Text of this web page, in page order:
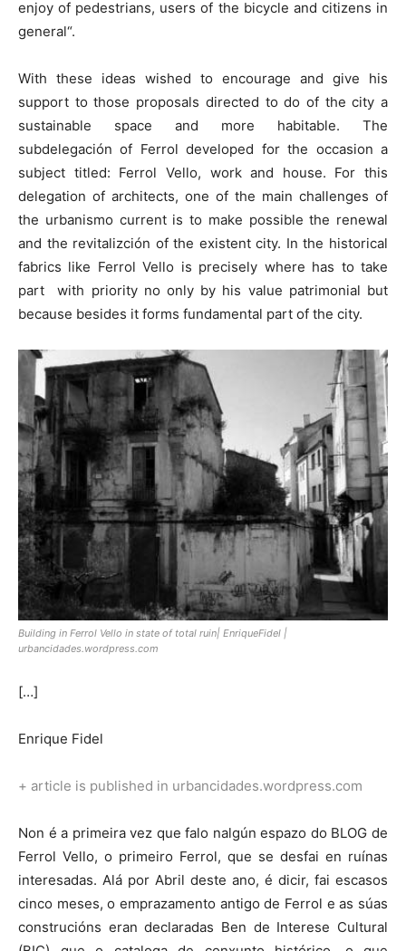
enjoy of pedestrians, users of the bicycle and citizens in
general“.
With these ideas wished to encourage and give his
support to those proposals directed to do of the city a
sustainable space and more habitable. The
subdelegación of Ferrol developed for the occasion a
subject titled: Ferrol Vello, work and house. For this
delegation of architects, one of the main challenges of
the urbanismo current is to make possible the renewal
and the revitalizción of the existent city. In the historical
fabrics like Ferrol Vello is precisely where has to take
part with priority no only by his value patrimonial but
because besides it forms fundamental part of the city.
Building in Ferrol Vello in state of total ruin| EnriqueFidel |
urbancidades.wordpress.com
[…]
Enrique Fidel
+ article is published in urbancidades.wordpress.com
Non é a primeira vez que falo nalgún espazo do BLOG de
Ferrol Vello, o primeiro Ferrol, que se desfai en ruínas
interesadas. Alá por Abril deste ano, é dicir, fai escasos
cinco meses, o emprazamento antigo de Ferrol e as súas
construcións eran declaradas Ben de Interese Cultural